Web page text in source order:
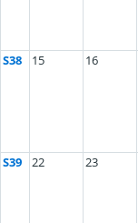
S38 15 16
S39 22 23